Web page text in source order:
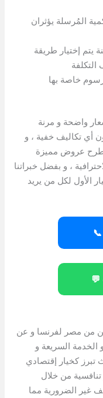
المُرسلة يؤثران
يتم إختيار طريقة
التكلفة
خاصة بها
واضحة و مرنة
أي تكاليف خفية ، و
عروض مميزة
، و بفضل خبراتنا
الأول لكل من يريد
💬
من مصر لفرنسا و عن
السريعة و
تبرز كخيار إقتصادي
من خلال
غير الضرورية مما